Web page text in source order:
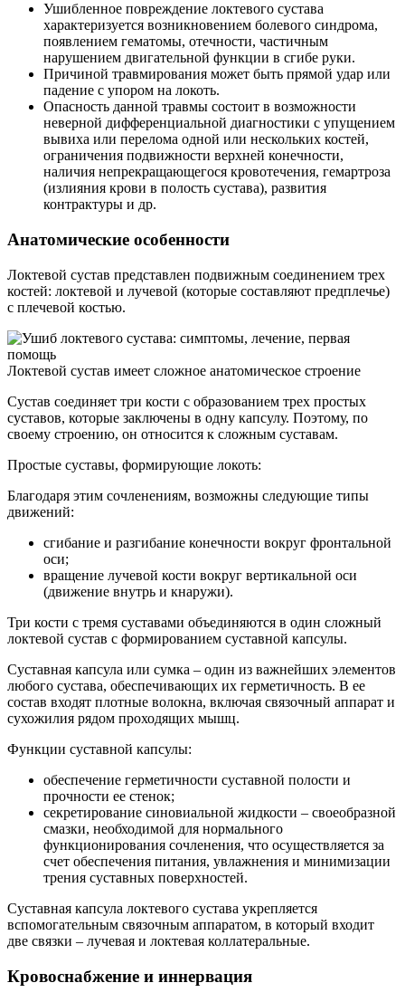
Ушибленное повреждение локтевого сустава
характеризуется возникновением болевого синдрома,
появлением гематомы, отечности, частичным
нарушением двигательной функции в сгибе руки.
Причиной травмирования может быть прямой удар или
падение с упором на локоть.
Опасность данной травмы состоит в возможности
неверной дифференциальной диагностики с упущением
вывиха или перелома одной или нескольких костей,
ограничения подвижности верхней конечности,
наличия непрекращающегося кровотечения, гемартроза
(излияния крови в полость сустава), развития
контрактуры и др.
Анатомические особенности
Локтевой сустав представлен подвижным соединением трех
костей: локтевой и лучевой (которые составляют предплечье)
с плечевой костью.
Локтевой сустав имеет сложное анатомическое строение
Сустав соединяет три кости с образованием трех простых
суставов, которые заключены в одну капсулу. Поэтому, по
своему строению, он относится к сложным суставам.
Простые суставы, формирующие локоть:
Благодаря этим сочленениям, возможны следующие типы
движений:
сгибание и разгибание конечности вокруг фронтальной
оси;
вращение лучевой кости вокруг вертикальной оси
(движение внутрь и кнаружи).
Три кости с тремя суставами объединяются в один сложный
локтевой сустав с формированием суставной капсулы.
Суставная капсула или сумка – один из важнейших элементов
любого сустава, обеспечивающих их герметичность. В ее
состав входят плотные волокна, включая связочный аппарат и
сухожилия рядом проходящих мышц.
Функции суставной капсулы:
обеспечение герметичности суставной полости и
прочности ее стенок;
секретирование синовиальной жидкости – своеобразной
смазки, необходимой для нормального
функционирования сочленения, что осуществляется за
счет обеспечения питания, увлажнения и минимизации
трения суставных поверхностей.
Суставная капсула локтевого сустава укрепляется
вспомогательным связочным аппаратом, в который входит
две связки – лучевая и локтевая коллатеральные.
Кровоснабжение и иннервация